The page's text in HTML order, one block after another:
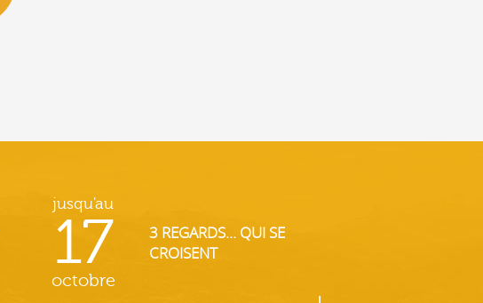
jusqu'au
17
octobre
3 REGARDS... QUI SE
CROISENT